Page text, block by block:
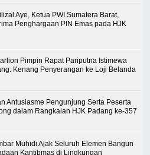
Aye, Ketua PWI Sumatera Barat,
Penghargaan PIN Emas pada HJK
Pimpin Rapat Pariputna Istimewa
Kenang Penyerangan ke Loji Belanda
Antusiasme Pengunjung Serta Peserta
dalam Rangkaian HJK Padang ke-357
Muhidi Ajak Seluruh Elemen Bangun
Kantibmas di Lingkungan